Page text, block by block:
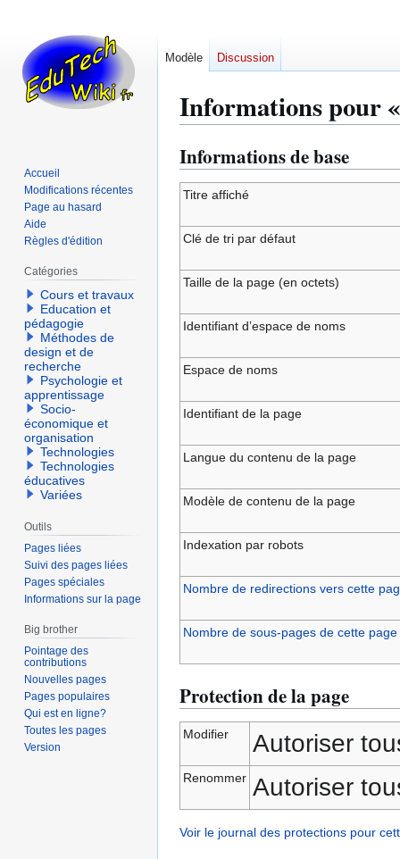
Informations pour
Aller
à
la
Aller
à
la
Informations de base
Titre affiché
Clé de tri par défaut
Taille de la page (en octets)
Identifiant dʼespace de noms
Espace de noms
Identifiant de la page
Langue du contenu de la page
Modèle de contenu de la page
Indexation par robots
Nombre de redirections vers cette
Nombre de sous-pages de cette page
Protection de la page
Modifier Autoriser
Renommer Autoriser
Voir le journal des protections pour
Modèle Discussion
Accueil
Modifications récentes
Page au hasard
Aide
Règles d'édition
Catégories
Cours et travaux
Education et
pédagogie
Méthodes de
design et de
recherche
Psychologie et
apprentissage
Socio-
économique et
organisation
Technologies
Technologies
éducatives
Variées
Outils
Pages liées
Suivi des pages liées
Pages spéciales
Informations sur la page
Big brother
Pointage des
contributions
Nouvelles pages
Pages populaires
Qui est en ligne?
Toutes les pages
Version